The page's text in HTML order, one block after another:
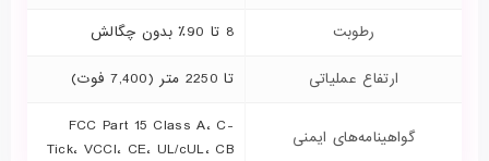
رطوبت 8 تا 90٪ بدون چگالش
ارتفاع عملیاتی تا 2250 متر (7,400 فوت)
گواهینامه‌های ایمنی
FCC Part 15 Class A، C-
Tick، VCCI، CE، UL/cUL، CB